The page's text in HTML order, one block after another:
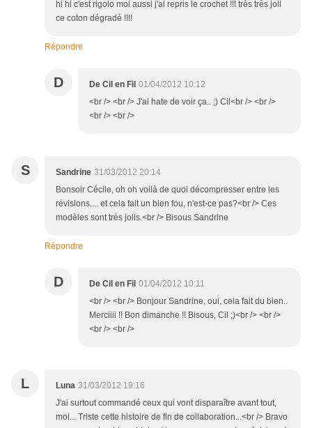
hi hi c'est rigolo moi aussi j'ai repris le crochet !!! très très joli
ce coton dégradé !!!!
Répondre
D De Cil en Fil 01/04/2012 10:12
<br /> <br /> J'ai hate de voir ça.. ;) Cil<br /> <br />
<br /> <br />
S Sandrine 31/03/2012 20:14
Bonsoir Cécile, oh oh voilà de quoi décompresser entre les
révisions.... et cela fait un bien fou, n'est-ce pas?<br /> Ces
modèles sont très jolis.<br /> Bisous Sandrine
Répondre
D De Cil en Fil 01/04/2012 10:11
<br /> <br /> Bonjour Sandrine, oui, cela fait du bien..
Merciiii !! Bon dimanche !! Bisous, Cil ;)<br /> <br />
<br /> <br />
L Luna 31/03/2012 19:16
J'ai surtout commandé ceux qui vont disparaître avant tout,
moi... Triste cette histoire de fin de collaboration...<br /> Bravo